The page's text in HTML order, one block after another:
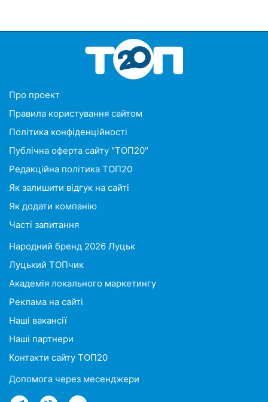
Про проект
Правила користування сайтом
Політика конфіденційності
Публічна оферта сайту "ТОП20"
Редакційна політика ТОП20
Як залишити відгук на сайті
Як додати компанію
Часті запитання
Народний бренд 2026 Луцьк
Луцький ТОПчик
Академія локального маркетингу
Реклама на сайті
Наші вакансії
Наші партнери
Контакти сайту ТОП20
Допомога через месенджери